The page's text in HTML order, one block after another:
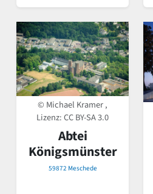
© Michael Kramer ,
Lizenz:CC BY-SA 3.0
Abtei
Königsmünster
59872 Meschede